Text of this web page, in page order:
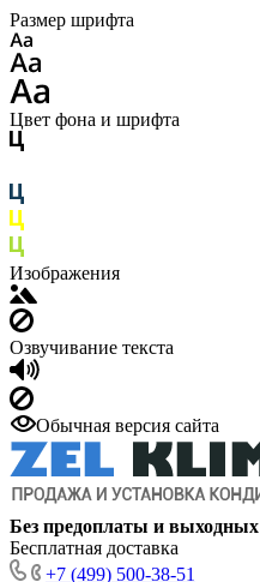
Размер шрифта
Цвет фона и шрифта
Изображения
Озвучивание текста
Обычная версия сайта
Без предоплаты и выходных
Бесплатная доставка
+7 (499) 500-38-51